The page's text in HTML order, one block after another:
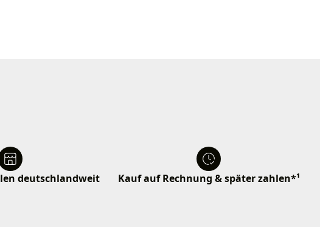
deutschlandweit Kauf auf Rechnung & später zahlen*¹